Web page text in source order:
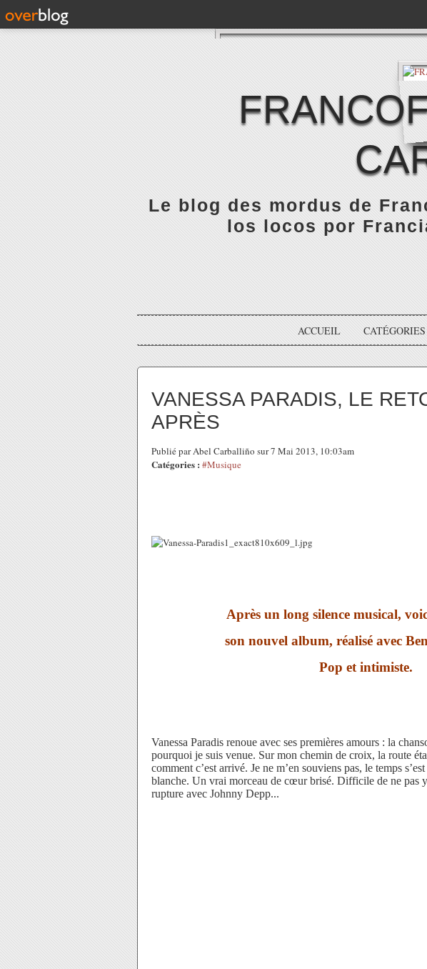
Le blog des mordus de
los locos por
ACCUEIL CATÉGORIES
VANESSA PARADIS, LE
APRÈS
Publié par Abel Carballiño sur 7 Mai 2013, 10:03am
Catégories : #Musique
Après un long silence musical,
son nouvel album, réalisé avec
Pop et intimiste.
Vanessa Paradis renoue avec ses premières amours : la
pourquoi je suis venue. Sur mon chemin de croix, la route
comment c’est arrivé. Je ne m’en souviens pas, le temps
blanche. Un vrai morceau de cœur brisé. Difficile de ne pas
rupture avec Johnny Depp...